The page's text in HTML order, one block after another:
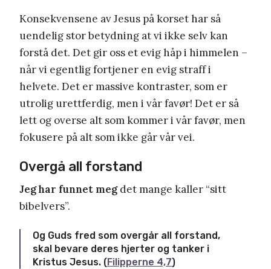
Konsekvensene av Jesus på korset har så
uendelig stor betydning at vi ikke selv kan
forstå det. Det gir oss et evig håp i himmelen –
når vi egentlig fortjener en evig straff i
helvete. Det er massive kontraster, som er
utrolig urettferdig, men i vår favør! Det er så
lett og overse alt som kommer i vår favør, men
fokusere på alt som ikke går vår vei.
Overgå all forstand
Jeg har funnet megdet mange kaller “sitt
bibelvers”.
Og Guds fred som overgår all forstand,
skal bevare deres hjerter og tanker i
Kristus Jesus. (Filipperne 4,7)